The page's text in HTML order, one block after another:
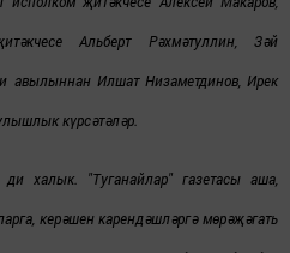
Альберт Рәхмәтуллин, Зәй
авылыннан Илшат Низаметдинов, Ирек
күрсәтәләр.
халык. "Туганайлар" газетасы аша,
керәшен карендәшләргә мөрәҗәгать